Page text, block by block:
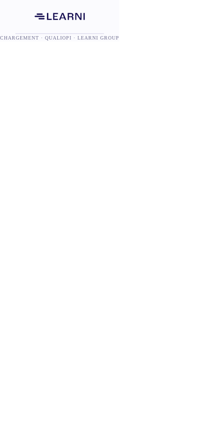
CHARGEMENT · QUALIOPI · LEARNI GROUP